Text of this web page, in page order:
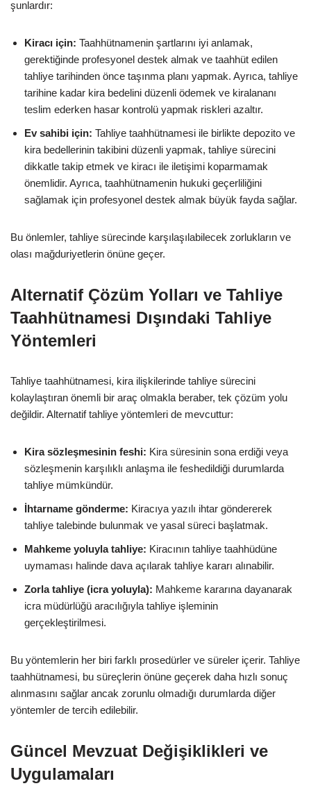
şunlardır:
Kiracı için: Taahhütnamenin şartlarını iyi anlamak,
gerektiğinde profesyonel destek almak ve taahhüt edilen
tahliye tarihinden önce taşınma planı yapmak. Ayrıca, tahliye
tarihine kadar kira bedelini düzenli ödemek ve kiralananı
teslim ederken hasar kontrolü yapmak riskleri azaltır.
Ev sahibi için: Tahliye taahhütnamesi ile birlikte depozito ve
kira bedellerinin takibini düzenli yapmak, tahliye sürecini
dikkatle takip etmek ve kiracı ile iletişimi koparmamak
önemlidir. Ayrıca, taahhütnamenin hukuki geçerliliğini
sağlamak için profesyonel destek almak büyük fayda sağlar.
Bu önlemler, tahliye sürecinde karşılaşılabilecek zorlukların ve
olası mağduriyetlerin önüne geçer.
Alternatif Çözüm Yolları ve Tahliye
Taahhütnamesi Dışındaki Tahliye
Yöntemleri
Tahliye taahhütnamesi, kira ilişkilerinde tahliye sürecini
kolaylaştıran önemli bir araç olmakla beraber, tek çözüm yolu
değildir. Alternatif tahliye yöntemleri de mevcuttur:
Kira sözleşmesinin feshi: Kira süresinin sona erdiği veya
sözleşmenin karşılıklı anlaşma ile feshedildiği durumlarda
tahliye mümkündür.
İhtarname gönderme: Kiracıya yazılı ihtar göndererek
tahliye talebinde bulunmak ve yasal süreci başlatmak.
Mahkeme yoluyla tahliye: Kiracının tahliye taahhüdüne
uymaması halinde dava açılarak tahliye kararı alınabilir.
Zorla tahliye (icra yoluyla): Mahkeme kararına dayanarak
icra müdürlüğü aracılığıyla tahliye işleminin
gerçekleştirilmesi.
Bu yöntemlerin her biri farklı prosedürler ve süreler içerir. Tahliye
taahhütnamesi, bu süreçlerin önüne geçerek daha hızlı sonuç
alınmasını sağlar ancak zorunlu olmadığı durumlarda diğer
yöntemler de tercih edilebilir.
Güncel Mevzuat Değişiklikleri ve
Uygulamaları